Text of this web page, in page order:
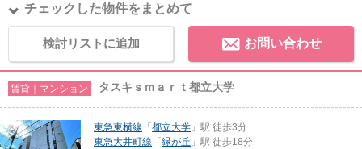
チェックした物件をまとめて
検討リストに追加 お問い合わせ
賃貸｜マンション タスキｓｍａｒｔ都立大学
東急東横線 「 都立大学 」駅 徒歩3分
東急大井町線 「 緑が丘 」駅 徒歩18分